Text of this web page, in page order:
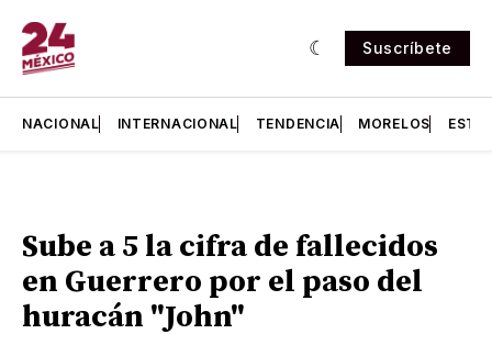
Suscríbete
NACIONAL INTERNACIONAL TENDENCIA MORELOS
Sube a 5 la cifra de fallecidos
en Guerrero por el paso del
huracán "John"